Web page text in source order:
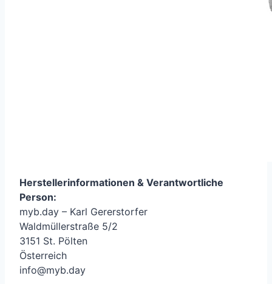
Herstellerinformationen & Verantwortliche
Person:
myb.day – Karl Gererstorfer
Waldmüllerstraße 5/2
3151 St. Pölten
Österreich
info@myb.day